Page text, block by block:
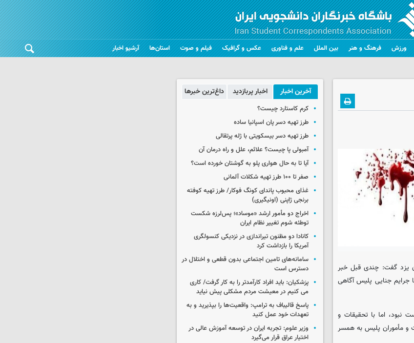
ورزش فرهنگ و هنر بین الملل علم و فناوری عکس و گرافیک فیلم و صوت استان‌ها آرشیو اخبار
یزد گفت: چندی قبل خبر
مبارزه با جرایم جنایی پلیس آگاهی
نبود، اما با تحقیقات و
و مأموران پلیس به همسر
آخرین اخبار اخبار پربازدید داغ‌ترین خبرها
کرم کاستارد چیست؟
طرز تهیه دسر پان اسپانیا ساده
طرز تهیه دسر بیسکویتی با ژله پرتقالی
آمبولی پا چیست؟ علائم، علل و راه درمان آن
آیا تا به حال هواری پلو به گوشتان خورده است؟
صفر تا ۱۰۰ طرز تهیه شکلات آلمانی
غذای محبوب پاندای کونگ فوکار/ طرز تهیه کوفته
برنجی ژاپنی (اونیگیری)
اخراج دو مأمور ارشد «موساد»؛ پس‌لرزه شکست
توطئه شوم تغییر نظام ایران
کانادا دو مظنون تیراندازی در نزدیکی کنسولگری
آمریکا را بازداشت کرد
سامانه‌های تامین اجتماعی بدون قطعی و اختلال در
دسترس است
پزشکیان: باید افراد کارآمدتر را به کار گرفت/ کاری
می کنیم در معیشت مردم مشکلی پیش نیاید
پاسخ قالیباف به ترامپ: واقعیت‌ها را بپذیرید و به
تعهدات خود عمل کنید
وزیر علوم: تجربه ایران در توسعه آموزش عالی در
اختیار عراق قرار می‌گیرد